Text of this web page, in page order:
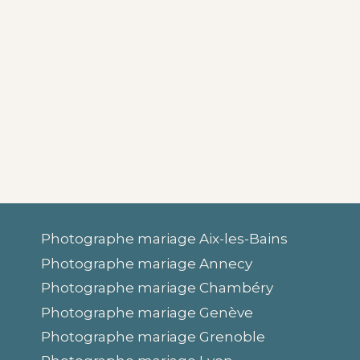
Photographe mariage Aix-les-Bains
Photographe mariage Annecy
Photographe mariage Chambéry
Photographe mariage Genève
Photographe mariage Grenoble